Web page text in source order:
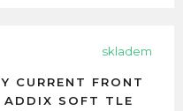
skladem
CURRENT FRONT
SOFT TLE